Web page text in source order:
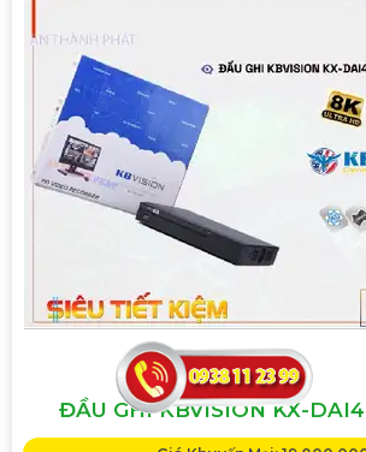
ĐẦU GHI KBVISION KX-